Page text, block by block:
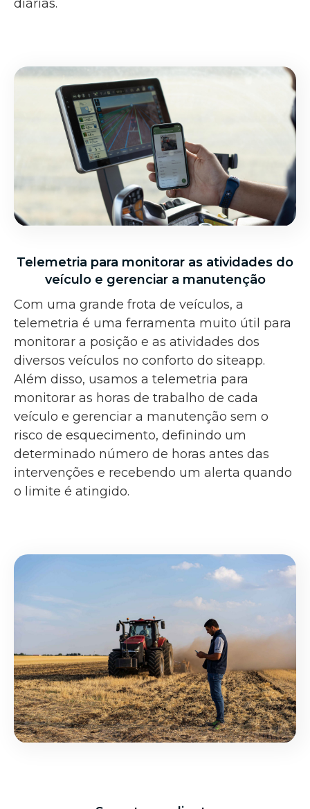
diárias.
Telemetria para monitorar as atividades do
veículo e gerenciar a manutenção
Com uma grande frota de veículos, a
telemetria é uma ferramenta muito útil para
monitorar a posição e as atividades dos
diversos veículos no conforto do siteapp.
Além disso, usamos a telemetria para
monitorar as horas de trabalho de cada
veículo e gerenciar a manutenção sem o
risco de esquecimento, definindo um
determinado número de horas antes das
intervenções e recebendo um alerta quando
o limite é atingido.